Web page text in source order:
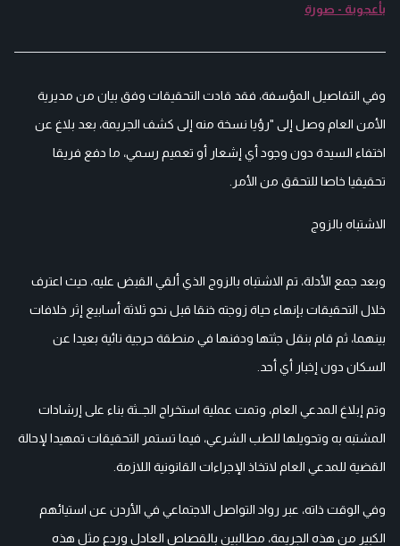
بأعجوبة - صورة
وفي التفاصيل المؤسفة، فقد قادت التحقيقات وفق بيان من مديرية
الأمن العام وصل إلى "رؤيا نسخة منه إلى كشف الجريمة، بعد بلاغ عن
اختفاء السيدة دون وجود أي إشعار أو تعميم رسمي، ما دفع فريقا
تحقيقيا خاصا للتحقق من الأمر.
الاشتباه بالزوج
وبعد جمع الأدلة، تم الاشتباه بالزوج الذي ألقي القبض عليه، حيث اعترف
خلال التحقيقات بإنهاء حياة زوجته خنقا قبل نحو ثلاثة أسابيع إثر خلافات
بينهما، ثم قام بنقل جثتها ودفنها في منطقة حرجية نائية بعيدا عن
السكان دون إخبار أي أحد.
وتم إبلاغ المدعي العام، وتمت عملية استخراج الجــثة بناء على إرشادات
المشتبه به وتحويلها للطب الشرعي، فيما تستمر التحقيقات تمهيدا لإحالة
القضية للمدعي العام لاتخاذ الإجراءات القانونية اللازمة.
وفي الوقت ذاته، عبر رواد التواصل الاجتماعي في الأردن عن استيائهم
الكبير من هذه الجريمة، مطالبين بالقصاص العادل وردع مثل هذه